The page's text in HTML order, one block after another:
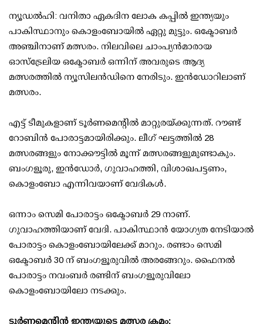
ന്യൂഡല്‍ഹി: വനിതാ ഏകദിന ലോക കപ്പില്‍ ഇന്ത്യയും
പാകിസ്ഥാനും കൊളംബോയില്‍ ഏറ്റു മുട്ടും. ഒക്ടോബര്‍
അഞ്ചിനാണ് മത്സരം. നിലവിലെ ചാംപ്യന്‍മാരായ
ഓസ്ട്രേലിയ ഒക്ടോബര്‍ ഒന്നിന് അവരുടെ ആദ്യ
മത്സരത്തില്‍ ന്യൂസിലന്‍ഡിനെ നേരിടും. ഇന്‍ഡോറിലാണ്
മത്സരം.
എട്ട് ടീമുകളാണ് ടൂര്‍ണമെന്റില്‍ മാറ്റുരയ്ക്കുന്നത്. റൗണ്ട്
റോബിന്‍ പോരാട്ടമായിരിക്കും. ലീഗ് ഘട്ടത്തില്‍ 28
മത്സരങ്ങളും നോക്കൗട്ടില്‍ മൂന്ന് മത്സരങ്ങളുമുണ്ടാകും.
ബംഗളൂരു, ഇന്‍ഡോര്‍, ഗുവാഹത്തി, വിശാഖപട്ടണം,
കൊളംബോ എന്നിവയാണ് വേദികള്‍.
ഒന്നാം സെമി പോരാട്ടം ഒക്ടോബര്‍ 29 നാണ്.
ഗുവാഹത്തിയാണ് വേദി. പാകിസ്ഥാന്‍ യോഗ്യത നേടിയാല്‍
പോരാട്ടം കൊളംബോയിലേക്ക് മാറും. രണ്ടാം സെമി
ഒക്ടോബര്‍ 30 ന് ബംഗളൂരുവില്‍ അരങ്ങേറും. ഫൈനല്‍
പോരാട്ടം നവംബര്‍ രണ്ടിന് ബംഗളൂരുവിലോ
കൊളംബോയിലോ നടക്കും.
ടൂര്‍ണമെന്റിന്‍ ഇന്ത്യയുടെ മത്സര ക്രമം: